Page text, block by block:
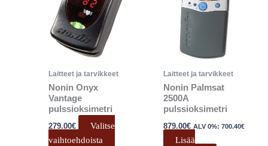
Laitteet ja tarvikkeet
Nonin Onyx
Vantage
pulssioksimetri
279.00€
Valitse
vaihtoehdoista
useampi
muunnelma.
Laitteet ja tarvikkeet
Nonin Palmsat
2500A
pulssioksimetri
879.00€ ALV 0%:700.40€
Lisää